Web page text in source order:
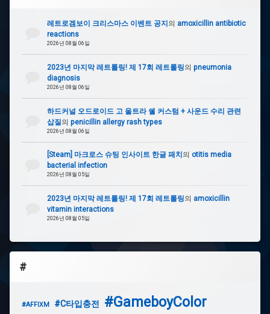
레트로겜보이 크리스마스 이벤트 공지의 amoxicillin antibiotic
reactions
2026년 08월 06일
2023년 마지막 레트롤링! 제 17회 레트롤링의 pneumonia
diagnosis
2026년 08월 06일
하드커널 오드로이드 고 울트라 쉘 커스텀 + 사운드 수리 관련
삽질의 penicillin allergy rash types
2026년 08월 06일
[Steam] 마크로스 슈팅 인사이트 한글 패치 의 otitis media
bacterial infection
2026년 08월 05일
2023년 마지막 레트롤링! 제 17회 레트롤링의 amoxicillin
vitamin interactions
2026년 08월 05일
#
#AFFIXM #C타입충전 #GameboyColor